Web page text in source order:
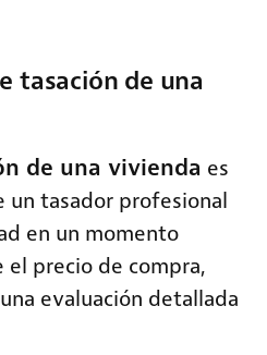
tasación de una
de una vivienda es
un tasador profesional
en un momento
el precio de compra,
evaluación detallada